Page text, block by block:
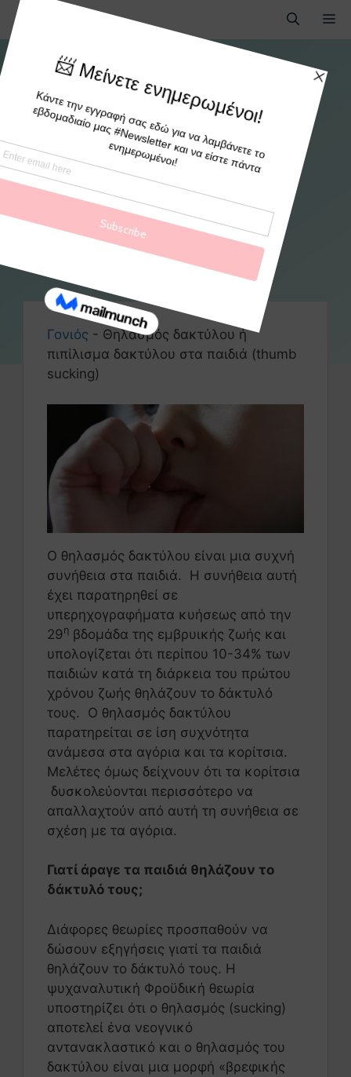
Θηλασμός δακτύλου ή
πιπίλισμα δακτύλου στα
παιδιά (thumb sucking)
By paidologio
Γονιός - Θηλασμός δακτύλου ή
πιπίλισμα δακτύλου στα παιδιά (thumb
sucking)
Ο θηλασμός δακτύλου είναι μια συχνή
συνήθεια στα παιδιά. Η συνήθεια αυτή
έχει παρατηρηθεί σε
υπερηχογραφήματα κυήσεως από την
29η βδομάδα της εμβρυικής ζωής και
υπολογίζεται ότι περίπου 10-34% των
παιδιών κατά τη διάρκεια του πρώτου
χρόνου ζωής θηλάζουν το δάκτυλό
τους. Ο θηλασμός δακτύλου
παρατηρείται σε ίση συχνότητα
ανάμεσα στα αγόρια και τα κορίτσια.
Μελέτες όμως δείχνουν ότι τα κορίτσια
δυσκολεύονται περισσότερο να
απαλλαχτούν από αυτή τη συνήθεια σε
σχέση με τα αγόρια.
Γιατί άραγε τα παιδιά θηλάζουν το
δάκτυλό τους;
Διάφορες θεωρίες προσπαθούν να
δώσουν εξηγήσεις γιατί τα παιδιά
θηλάζουν το δάκτυλό τους. Η
ψυχαναλυτική Φροϋδική θεωρία
υποστηρίζει ότι ο θηλασμός (sucking)
αποτελεί ένα νεογνικό
αντανακλαστικό και ο θηλασμός του
δακτύλου είναι μια μορφή «βρεφικής